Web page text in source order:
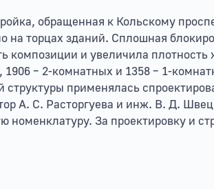
обращенная к Кольскому
на торцах зданий. Сплошная
и увеличила плотность
1906 – 2-комнатных и 1358 – 1-
применялась
А. С. Расторгуева и инж. В. Д.
За проектировку и